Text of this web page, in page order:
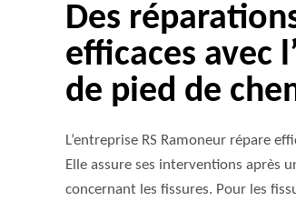
Des
efficaces avec
de pied de
L’entreprise RS Ramoneur répare
Elle assure ses interventions après
concernant les fissures. Pour les